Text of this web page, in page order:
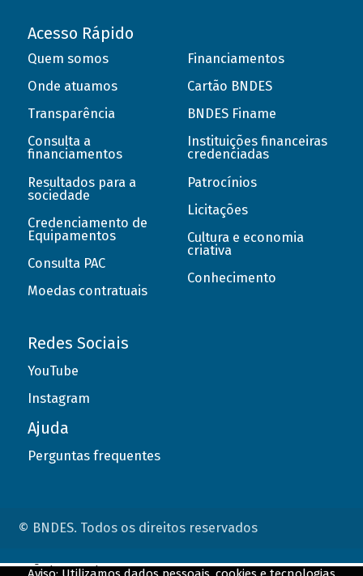
Acesso Rápido
Quem somos
Onde atuamos
Transparência
Consulta a
financiamentos
Resultados para a
sociedade
Credenciamento de
Equipamentos
Consulta PAC
Moedas contratuais
Financiamentos
Cartão BNDES
BNDES Finame
Instituições financeiras
credenciadas
Patrocínios
Licitações
Cultura e economia
criativa
Conhecimento
Redes Sociais
YouTube
Instagram
Ajuda
Perguntas frequentes
© BNDES. Todos os direitos reservados
ConteÃºdo complementar